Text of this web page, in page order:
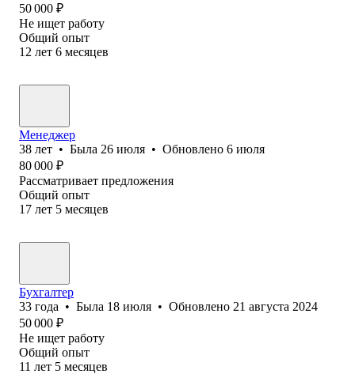
50 000 ₽
Не ищет работу
Общий опыт
12 лет 6 месяцев
Менеджер
38 лет • Была 26 июля • Обновлено 6 июля
80 000 ₽
Рассматривает предложения
Общий опыт
17 лет 5 месяцев
Бухгалтер
33 года • Была 18 июля • Обновлено 21 августа 2024
50 000 ₽
Не ищет работу
Общий опыт
11 лет 5 месяцев